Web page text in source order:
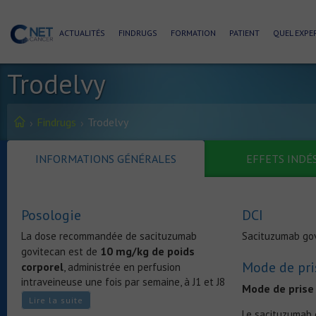
ACTUALITÉS FINDRUGS FORMATION PATIENT QUEL
Trodelvy
Findrugs Trodelvy
INFORMATIONS GÉNÉRALES EFFETS
Posologie
La dose recommandée de sacituzumab
govitecan est de 10 mg/kg de poids
corporel, administrée en perfusion
intraveineuse une fois par semaine, à J1 et J8
de chaque cycle de traitement de 21 jours.
Lire la suite
DCI
Sacituzumab
Mode de
Mode de prise